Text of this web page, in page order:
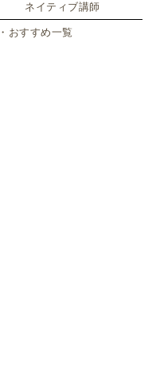
ネイティブ講師
おすすめ一覧